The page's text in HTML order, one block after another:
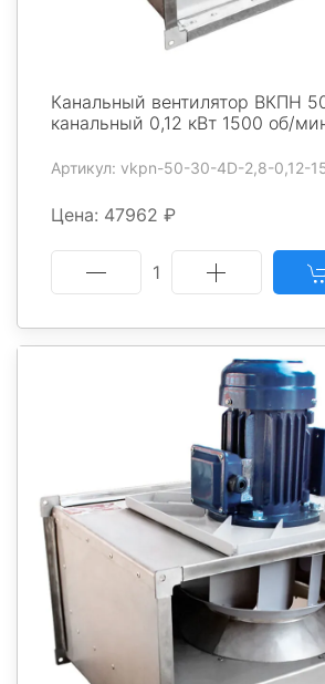
Канальный вентилятор ВКПН
канальный 0,12 кВт 1500 об/
Артикул: vkpn-50-30-4D-2,8-0,12-
Цена: 47962 ₽
1